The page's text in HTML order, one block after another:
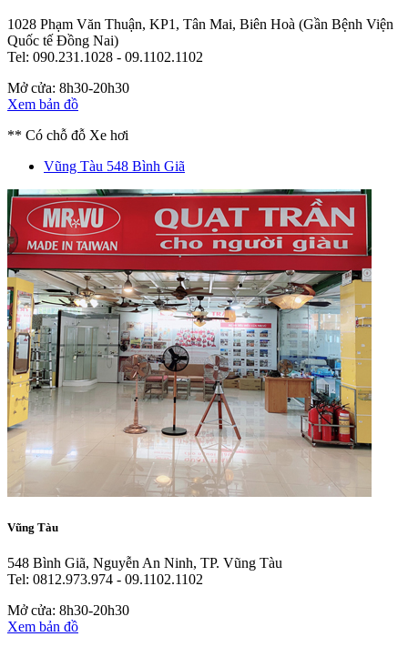
1028 Phạm Văn Thuận, KP1, Tân Mai, Biên Hoà (Gần Bệnh Viện
Quốc tế Đồng Nai)
Tel: 090.231.1028 - 09.1102.1102
Mở cửa: 8h30-20h30
Xem bản đồ
** Có chỗ đỗ Xe hơi
Vũng Tàu 548 Bình Giã
Vũng Tàu
548 Bình Giã, Nguyễn An Ninh, TP. Vũng Tàu
Tel: 0812.973.974 - 09.1102.1102
Mở cửa: 8h30-20h30
Xem bản đồ